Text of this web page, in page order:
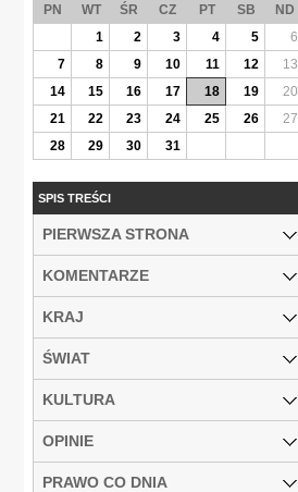
PN WT ŚR CZ PT SB
ND
1
2 3 4 5
6
7
8 9 10 11 12
13
14
15 16 17 18 19
20
21
22 23 24 25 26
27
28
29 30 31
SPIS TREŚCI
PIERWSZA STRONA
KOMENTARZE
KRAJ
ŚWIAT
KULTURA
OPINIE
PRAWO CO DNIA